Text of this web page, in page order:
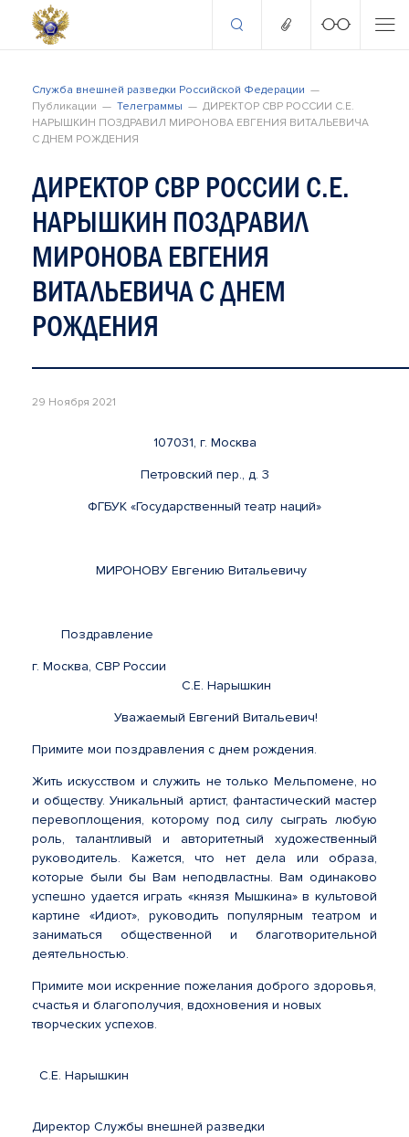
Служба внешней разведки Российской Федерации
Публикации
Телеграммы
ДИРЕКТОР СВР РОССИИ С.Е.
НАРЫШКИН ПОЗДРАВИЛ МИРОНОВА ЕВГЕНИЯ ВИТАЛЬЕВИЧА
С ДНЕМ РОЖДЕНИЯ
ДИРЕКТОР СВР РОССИИ С.Е.
НАРЫШКИН ПОЗДРАВИЛ
МИРОНОВА ЕВГЕНИЯ
ВИТАЛЬЕВИЧА С ДНЕМ
РОЖДЕНИЯ
29 Ноября 2021
107031, г. Москва
Петровский пер., д. 3
ФГБУК «Государственный театр наций»
МИРОНОВУ Евгению Витальевичу
Поздравление
г. Москва, СВР России
С.Е. Нарышкин
Уважаемый Евгений Витальевич!
Примите мои поздравления с днем рождения.
Жить искусством и служить не только Мельпомене, но
и обществу. Уникальный артист, фантастический мастер
перевоплощения, которому под силу сыграть любую
роль, талантливый и авторитетный художественный
руководитель. Кажется, что нет дела или образа,
которые были бы Вам неподвластны. Вам одинаково
успешно удается играть «князя Мышкина» в культовой
картине «Идиот», руководить популярным театром и
заниматься общественной и благотворительной
деятельностью.
Примите мои искренние пожелания доброго здоровья,
счастья и благополучия, вдохновения и новых
творческих успехов.
С.Е. Нарышкин
Директор Службы внешней разведки